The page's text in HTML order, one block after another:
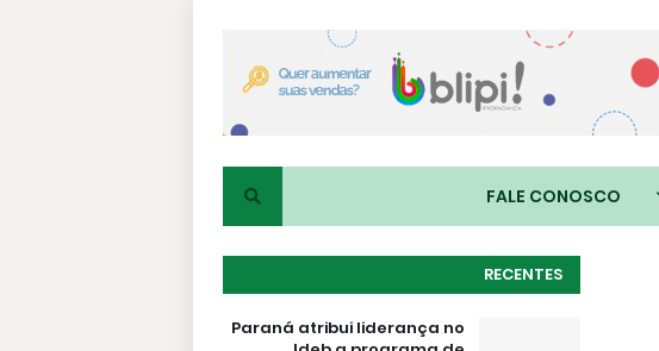
FALE CONOSCO
RECENTES
Paraná atribui liderança no